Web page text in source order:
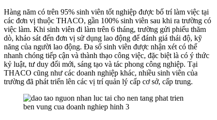
Hàng năm có trên 95% sinh viên tốt nghiệp được bố trí làm việc tại
các đơn vị thuộc THACO, gần 100% sinh viên sau khi ra trường có
việc làm. Khi sinh viên đi làm trên 6 tháng, trường gửi phiếu thăm
dò, khảo sát đến đơn vị sử dụng lao động để đánh giá thái độ, kỹ
năng của người lao động. Đa số sinh viên được nhận xét có thể
nhanh chóng tiếp cận và thành thạo công việc, đặc biệt là có ý thức
kỷ luật, tư duy đổi mới, sáng tạo và tác phong công nghiệp. Tại
THACO cũng như các doanh nghiệp khác, nhiều sinh viên của
trường đã phát triển lên các vị trí quản lý cấp cơ sở, cấp trung.